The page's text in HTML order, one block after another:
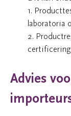
1.
laboratoria
2.
Advies